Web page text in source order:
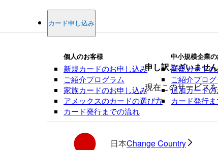
カード申し込み
個人のお客様
新規カードのお申し込み
ご紹介プログラム
家族カードのお申し込み
アメックスのカードの選び方
カード発行までの流れ
中小規模企業
新規カード
ご紹介プログ
追加カード
カード発行
日本Change Country
申し訳ございませ
現在このサービス